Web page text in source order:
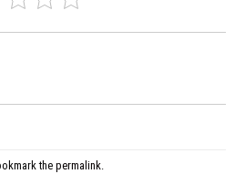
the permalink